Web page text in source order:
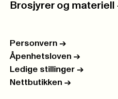
Brosjyrer og materiell
Personvern ->
Åpenhetsloven ->
Ledige stillinger ->
Nettbutikken ->